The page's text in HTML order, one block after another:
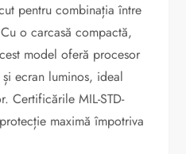
pentru combinația între
o carcasă compactă,
model oferă procesor
ecran luminos, ideal
Certificările MIL-STD-
maximă împotriva